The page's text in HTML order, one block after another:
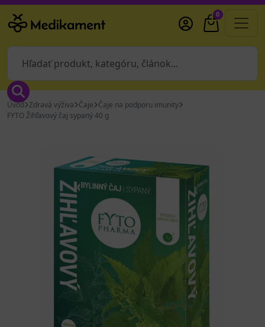
0
Úvod Zdravá výživa Čaje Čaje na podporu imunity
FYTO Žihľavový čaj sypaný 40 g